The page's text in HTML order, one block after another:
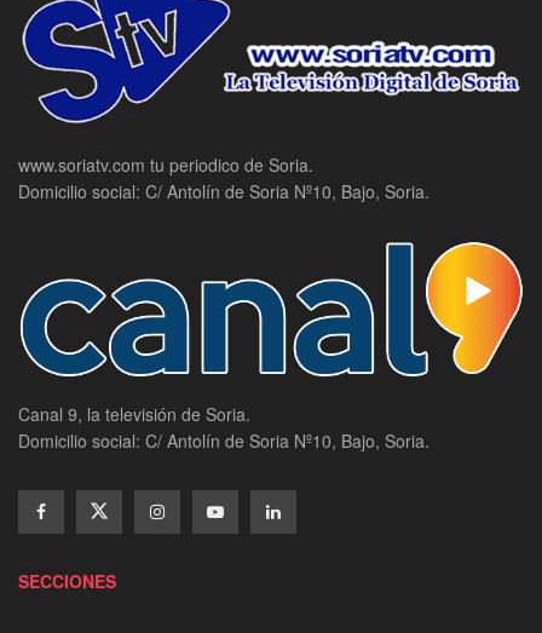
www.soriatv.com tu periodico de Soria.
Domicilio social: C/ Antolín de Soria Nº10, Bajo, Soria.
Canal 9, la televisión de Soria.
Domicilio social: C/ Antolín de Soria Nº10, Bajo, Soria.
SECCIONES